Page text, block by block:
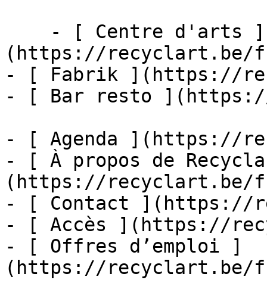
(https://recyclart.be/
- [ Fabrik ](https://
- [ Bar resto
- [ Agenda ](https://
- [ À propos de
(https://recyclart.be/
- [ Contact ](https://
- [ Accès ](https://
- [ Offres d’emploi ]
(https://recyclart.be/